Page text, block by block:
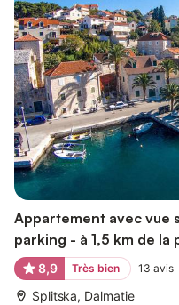
Appartement avec vue
parking - à 1,5 km de la
8,9 Très bien 13 avis
Splitska, Dalmatie